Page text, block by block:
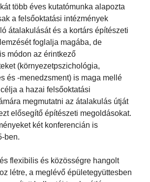
több éves kutatómunka alapozta
a felsőoktatási intézmények
átalakulását és a kortárs építészeti
foglalja magába, de
módon az érintkező
(környezetpszichológia,
és -menedzsment) is maga mellé
a hazai felsőoktatási
megmutatni az átalakulás útját
elősegítő építészeti megoldásokat.
két konferencián is
ben.
flexibilis és közösségre hangolt
létre, a meglévő épületegyüttesben